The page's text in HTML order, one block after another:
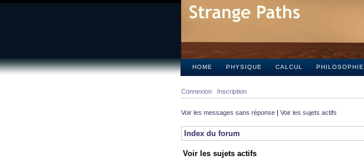
HOME PHYSIQUE CALCUL PHILOSOPHIE
Connexion Inscription
Voir les messages sans réponse | Voir les sujets actifs
Index du forum
Voir les sujets actifs